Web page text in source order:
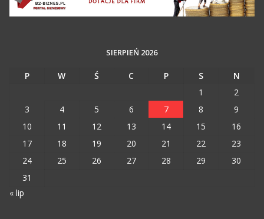
SIERPIEŃ 2026
P W Ś C P S
N
1
2
3
4 5 6 7 8
9
10
11 12 13 14 15
16
17
18 19 20 21 22
23
24
25 26 27 28 29
30
31
« lip